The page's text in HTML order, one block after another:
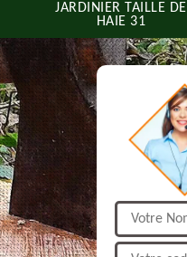
JARDINIER TAILLE DE
HAIE 31